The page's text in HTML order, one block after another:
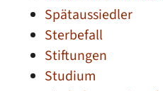
Spätaussiedler
Sterbefall
Stiftungen
Studium